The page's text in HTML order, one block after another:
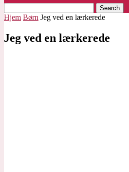
Search
Hjem Børn Jeg ved en lærkerede
Jeg ved en lærkerede